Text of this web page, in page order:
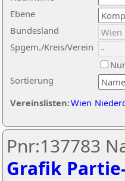
Ebene
Sortierung
Bundesland
Spgem./Kreis/Verein
Vereinslisten:Wien
Pnr:137783
Grafik